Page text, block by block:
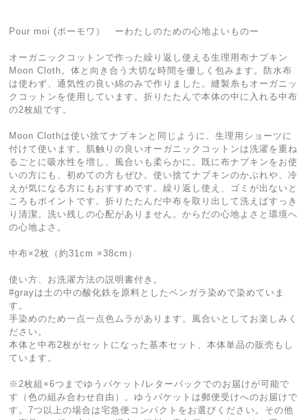
Pour moi (ポーモワ） ーわたしのための心地よいものー
オーガニックコットンで作った繰り返し使える生理用布ナプキン
Moon Cloth。体と向き合う大切な時間を優しく包みます。防水布
は使わず、通気性の良い綿のみで作りました。縫製糸もオーガニッ
クコットンを使用しています。折りたたんで本体の中に入れる中布
の2枚組です。
Moon Clothは使い捨てナプキンと同じように、生理用ショーツに
付けて使います。肌触りの良いオーガニックコットンは洗濯を重ね
るごとに吸水性を増し、風合いも柔らかに。既に布ナプキンをお使
いの方にも、初めての方もぜひ。使い捨てナプキンのかぶれや、冷
えが気になる方にもおすすめです。繰り返し使え、ゴミが出ないと
ころもポイントです。折りたたんだ中布を取り出して洗えばすっき
り清潔。洗い残しの心配がありません。からだの心地よさと環境へ
の心地よさ。
中布×2枚（約31cm ×38cm）
使い方、お洗濯方法の説明書付き。
#grayは土の中の酸化鉄を原料としたベンガラ染めで染めていま
す。
手染めのため一点一点色ムラがあります。風合いとしてお楽しみく
ださい。
本体と中布2枚がセットになった基本セット、本体単品の販売もし
ています。
※2枚組×6つまでゆうパケット/レターパックでのお届けが可能で
す（色の組み合わせ自由）。ゆうパケットは郵便受けへのお届けで
す。7つ以上の場合は宅急便コンパクトをお選びください。その他